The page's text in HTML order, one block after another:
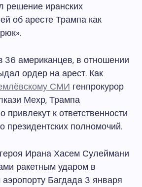
решение иранских
об аресте Трампа как
американцев, в отношении
ордер на арест. Как
СМИ генпрокурор
Мехр, Трампа
привлекут к ответственности
президентских полномочий.
Ирана Хасем Сулеймани
ракетным ударом в
Багдада 3 января